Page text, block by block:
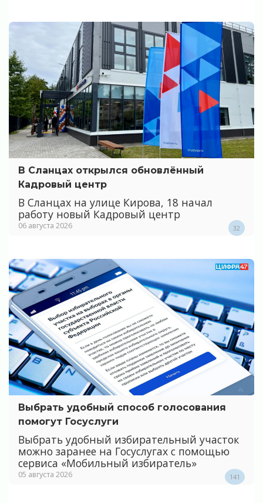
В Сланцах открылся обновлённый
Кадровый центр
В Сланцах на улице Кирова, 18 начал
работу новый Кадровый центр
06 августа 2026 32
Выбрать удобный способ голосования
помогут Госуслуги
Выбрать удобный избирательный участок
можно заранее на Госуслугах с помощью
сервиса «Мобильный избиратель»
05 августа 2026 141